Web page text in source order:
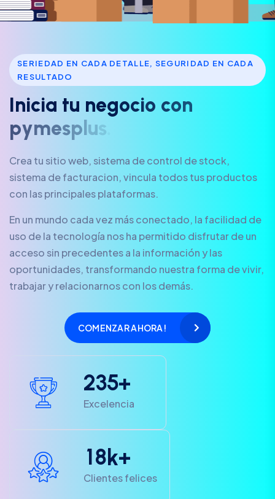
SERIEDAD EN CADA DETALLE, SEGURIDAD EN CADA
RESULTADO
Inicia tu negocio con
pymesp us
Crea tu sitio web, sistema de control de stock,
sistema de facturacion, vincula todos tus productos
con las principales plataformas.
En un mundo cada vez más conectado, la facilidad de
uso de la tecnología nos ha permitido disfrutar de un
acceso sin precedentes a la información y las
oportunidades, transformando nuestra forma de vivir,
trabajar y relacionarnos con los demás.
COMENZAR AHORA!
235+
Excelencia
18k+
Clientes felices